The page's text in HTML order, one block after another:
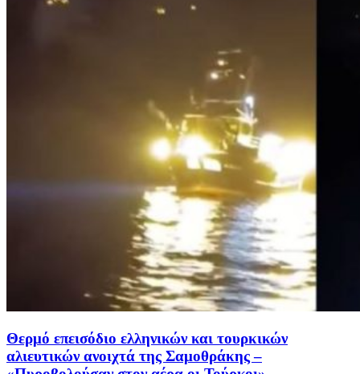
Θερμό επεισόδιο ελληνικών και τουρκικών
αλιευτικών ανοιχτά της Σαμοθράκης –